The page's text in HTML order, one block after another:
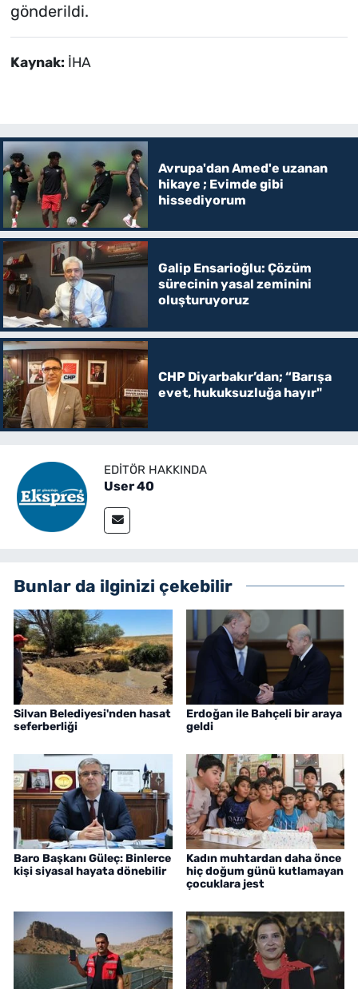
gönderildi.
Kaynak: İHA
Avrupa'dan Amed'e uzanan
hikaye ; Evimde gibi
hissediyorum
Galip Ensarioğlu: Çözüm
sürecinin yasal zeminini
oluşturuyoruz
CHP Diyarbakır’dan; “Barışa
evet, hukuksuzluğa hayır"
EDITÖR HAKKINDA
User 40
Bunlar da ilginizi çekebilir
Silvan Belediyesi'nden hasat
seferberliği
Erdoğan ile Bahçeli bir araya
geldi
Baro Başkanı Güleç: Binlerce
kişi siyasal hayata dönebilir
Kadın muhtardan daha önce
hiç doğum günü kutlamayan
çocuklara jest